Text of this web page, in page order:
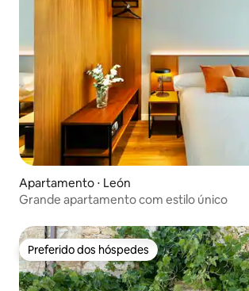
Apartamento ⋅ León
Grande apartamento com estilo único
Preferido dos hóspedes
Preferido dos hóspedes